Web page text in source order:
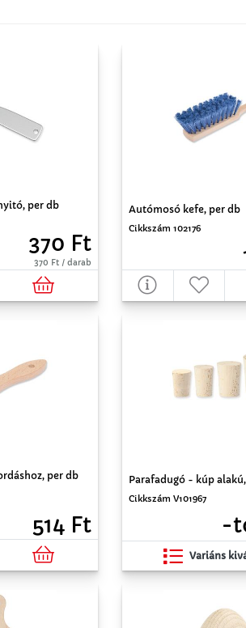
per db
370 Ft
370 Ft / darab
Autómosó kefe, per db
Cikkszám 102176
per db
514 Ft
Parafadugó - kúp
Cikkszám V101967
-
Variáns